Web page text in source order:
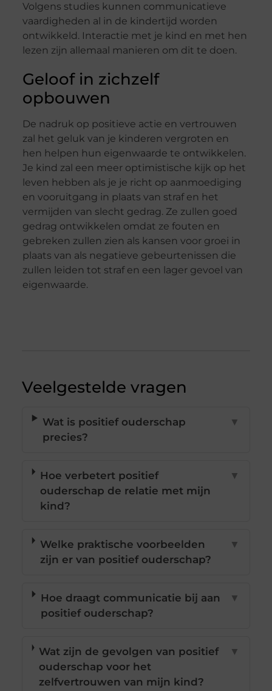
Volgens studies kunnen communicatieve
vaardigheden al in de kindertijd worden
ontwikkeld. Interactie met je kind en met hen
lezen zijn allemaal manieren om dit te doen.
Geloof in zichzelf
opbouwen
De nadruk op positieve actie en vertrouwen
zal het geluk van je kinderen vergroten en
hen helpen hun eigenwaarde te ontwikkelen.
Je kind zal een meer optimistische kijk op het
leven hebben als je je richt op aanmoediging
en vooruitgang in plaats van straf en het
vermijden van slecht gedrag. Ze zullen goed
gedrag ontwikkelen omdat ze fouten en
gebreken zullen zien als kansen voor groei in
plaats van als negatieve gebeurtenissen die
zullen leiden tot straf en een lager gevoel van
eigenwaarde.
Veelgestelde vragen
Wat is positief ouderschap
precies?
▼
Hoe verbetert positief
ouderschap de relatie met mijn
kind?
▼
Welke praktische voorbeelden
zijn er van positief ouderschap?
▼
Hoe draagt communicatie bij aan
positief ouderschap?
▼
Wat zijn de gevolgen van positief
ouderschap voor het
zelfvertrouwen van mijn kind?
▼